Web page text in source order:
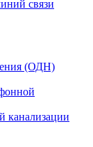
связи
(ОДН)
канализации